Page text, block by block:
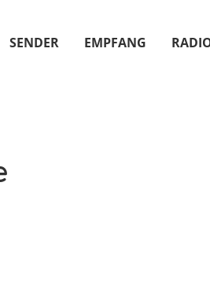
SENDER EMPFANG